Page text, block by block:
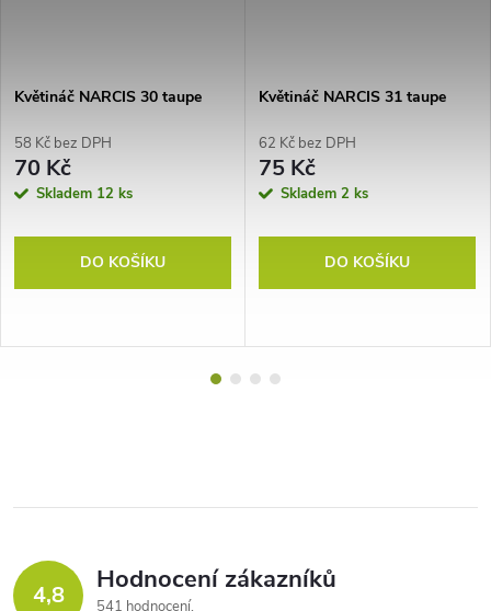
Květináč NARCIS 30 taupe
58 Kč bez DPH
70 Kč
Skladem 12 ks
DO KOŠÍKU
Květináč NARCIS 31 taupe
62 Kč bez DPH
75 Kč
Skladem 2 ks
DO KOŠÍKU
4,8 Hodnocení zákazníků
541 hodnocení